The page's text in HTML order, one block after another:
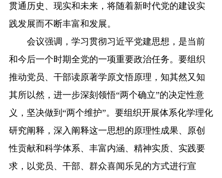
贯通历史、现实和未来，将随着新时代党的建设实
践发展而不断丰富和发展。
会议强调，学习贯彻习近平党建思想，是当前
和今后一个时期全党的一项重要政治任务。要组织
推动党员、干部读原著学原文悟原理，知其然又知
其所以然，进一步深刻领悟“两个确立”的决定性意
义，坚决做到“两个维护”。要组织开展体系化学理化
研究阐释，深入阐释这一思想的原理性成果、原创
性贡献和科学体系、丰富内涵、精神实质、实践要
求，以党员、干部、群众喜闻乐见的方式进行宣